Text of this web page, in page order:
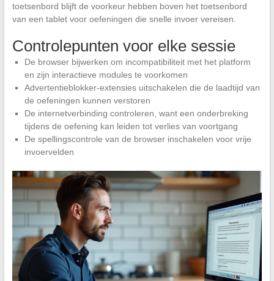
toetsenbord blijft de voorkeur hebben boven het toetsenbord
van een tablet voor oefeningen die snelle invoer vereisen.
Controlepunten voor elke sessie
De browser bijwerken om incompatibiliteit met het platform
en zijn interactieve modules te voorkomen
Advertentieblokker-extensies uitschakelen die de laadtijd van
de oefeningen kunnen verstoren
De internetverbinding controleren, want een onderbreking
tijdens de oefening kan leiden tot verlies van voortgang
De spellingscontrole van de browser inschakelen voor vrije
invoervelden